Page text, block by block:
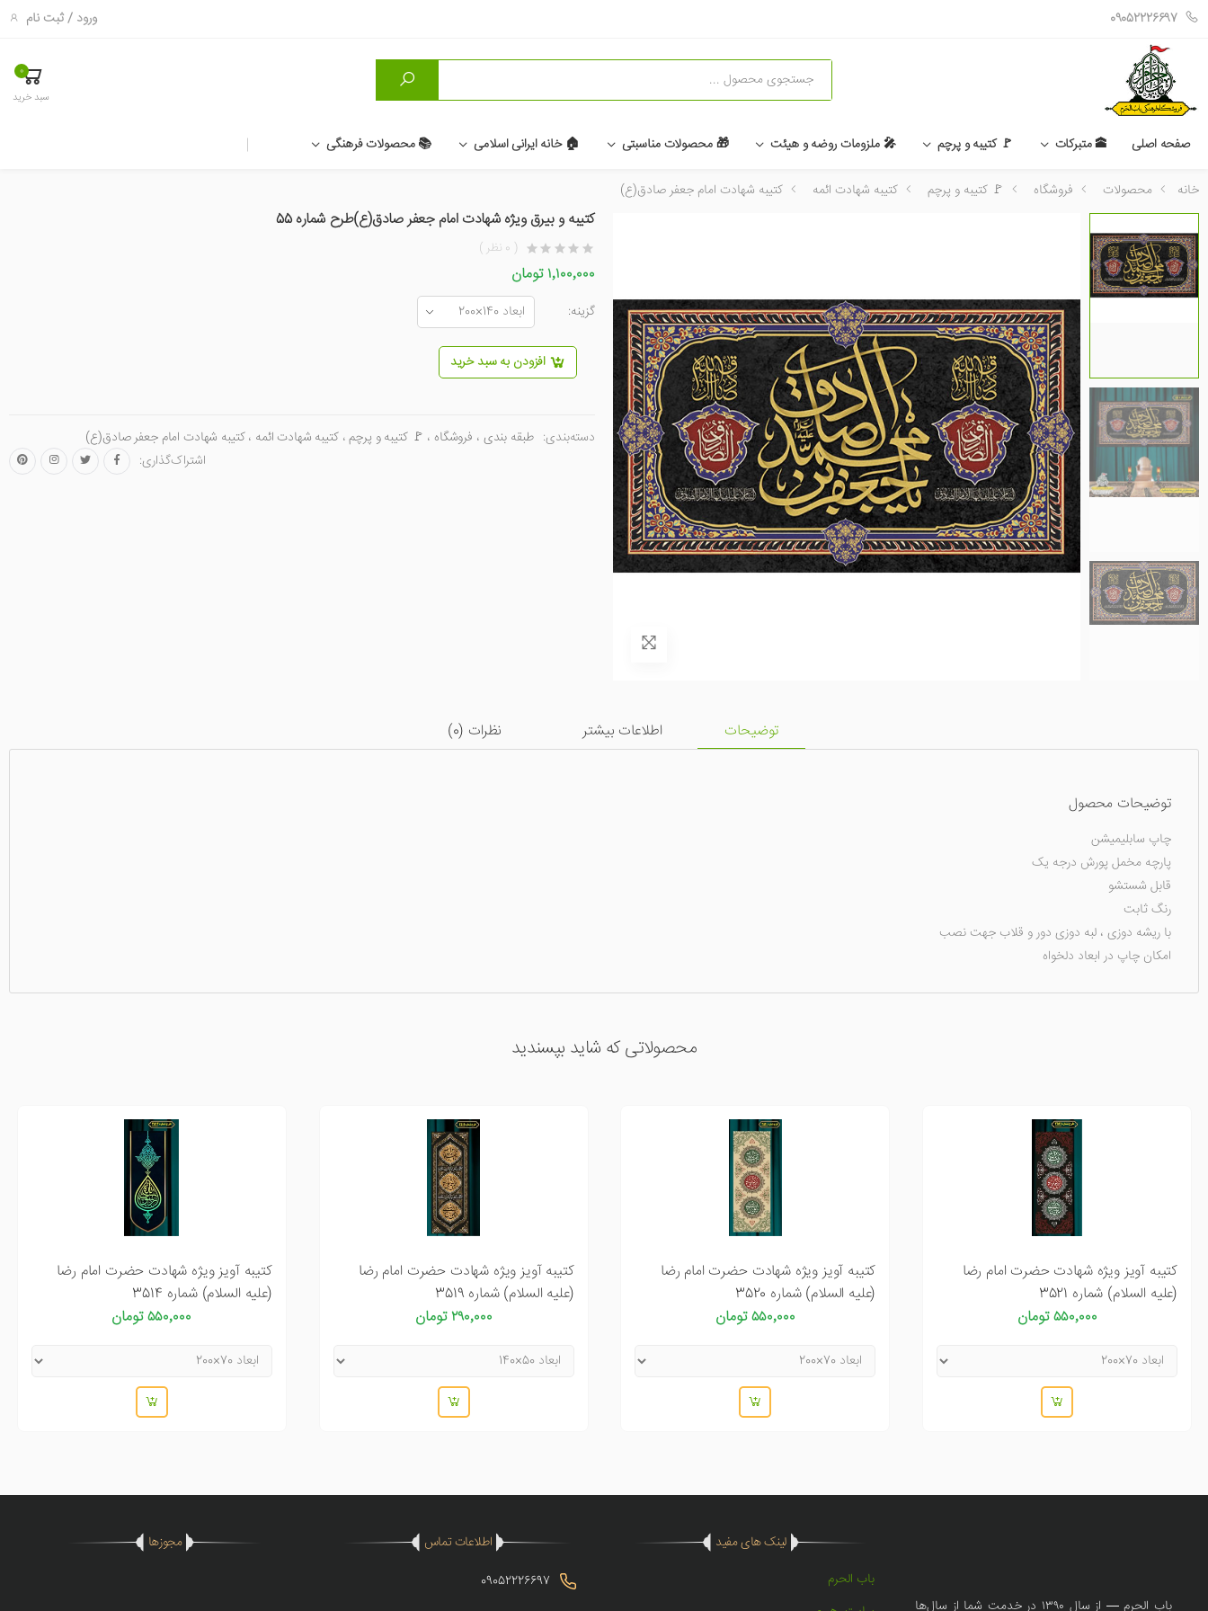
09052226697 ورود /ثبت نام
جستجو 0
سبد خرید
صفحه اصلی 🕋 متبرکات 🚩 کتیبه و پرچم 🎤 ملزومات روضه و هیئت 🎁 محصولات مناسبتی 🏠 خانه ایرانی اسلامی 📚 محصولات فرهنگی
خانه محصولات فروشگاه 🚩 کتیبه و پرچم کتیبه شهادت ائمه کتیبه شهادت امام جعفر صادق(ع)
کتیبه و بیرق ویژه شهادت امام جعفر صادق(ع)طرح شماره 55
( 0 نظر )
۱٬۱۰۰٬۰۰۰ تومان
گزینه:
افزودن به سبد خرید
دسته‌بندی: طبقه بندی ، فروشگاه، 🚩 کتیبه و پرچم،کتیبه شهادت ائمه ،کتیبه شهادت امام جعفر صادق(ع)
اشتراک‌گذاری:
توضیحات اطلاعات بیشتر نظرات (0
)
توضیحات محصول
چاپ سابلیمیشن
پارچه مخمل پورش درجه یک
قابل شستشو
رنگ ثابت
با ریشه دوزی ، لبه دوزی دور و قلاب جهت نصب
امکان چاپ در ابعاد دلخواه
محصولاتی که شاید بپسندید
کتیبه آویز ویژه شهادت حضرت امام رضا
(علیه السلام) شماره 3521
۵۵۰٬۰۰۰ تومان
کتیبه آویز ویژه شهادت حضرت امام رضا
(علیه السلام) شماره 3520
۵۵۰٬۰۰۰ تومان
کتیبه آویز ویژه شهادت حضرت امام رضا
(علیه السلام) شماره 3519
۲۹۰٬۰۰۰ تومان
کتیبه آویز ویژه شهادت حضرت امام رضا
(علیه السلام) شماره 3514
۵۵۰٬۰۰۰ تومان
باب الحرم — از سال ۱۳۹۰ در خدمت شما از سال‌ها
لینک های مفید
باب الحرم
اطلاعات تماس
09052226697
مجوزها